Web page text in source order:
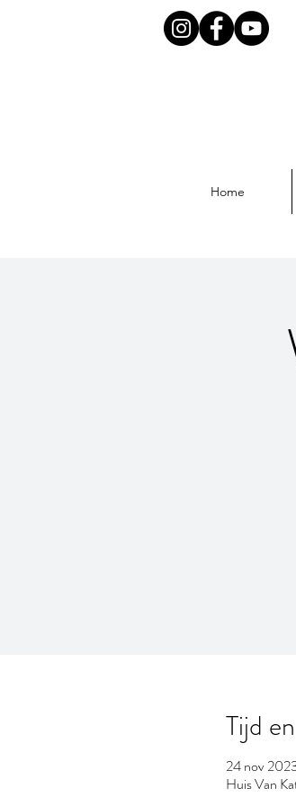
Home
Tijd
24 nov
Huis Van